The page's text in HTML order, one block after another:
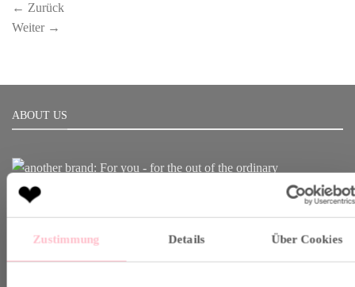
Zustimmung Details Über Cookies
← Zurück
Weiter →
ABOUT US
Born in Munich.
Inspiring Designs.
Naturally sustainable.